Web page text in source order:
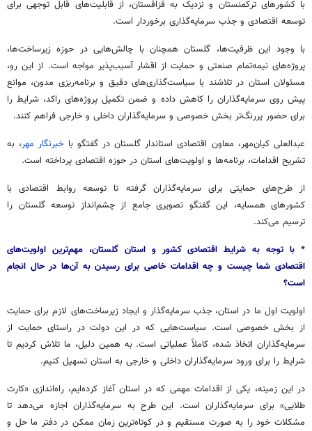
با کشورهای ترکمنستان و نزدیک به قزاقستان، از قابلیت‌های قابل توجهی برای
توسعه اقتصادی و جذب سرمایه‌گذاری برخوردار است.
با وجود این ظرفیت‌ها، گلستان همچنان با چالش‌هایی در حوزه زیرساخت‌ها،
پروژه‌های نیمه‌تمام صنعتی و حمایت از اقشار آسیب‌پذیر مواجه است. از این رو،
مسئولان استان در تلاشند با سیاست‌گذاری‌های دقیق و برنامه‌ریزی مدون، موانع
پیش روی سرمایه‌گذاران را کاهش داده و ضمن تکمیل پروژه‌های راکد، شرایط را
برای حضور پررنگ‌تر بخش خصوصی و سرمایه‌گذاران داخلی و خارجی فراهم کنند.
عبدالعلی کیان‌مهر، معاون اقتصادی استاندار گلستان در گفتگو با خبرنگار مهر، به
تشریح اقدامات، برنامه‌ها و اولویت‌های استان در حوزه اقتصادی پرداخته است.
از طرح‌های حمایتی برای سرمایه‌گذاران گرفته تا توسعه روابط اقتصادی با
کشورهای همسایه، این گفتگو تصویری جامع از چشم‌انداز توسعه گلستان را
ترسیم می‌کند.
* با توجه به شرایط اقتصادی کشور و استان گلستان، مهم‌ترین اولویت‌های
اقتصادی شما چیست و چه اقدامات خاصی برای رسیدن به آن‌ها در حال انجام
است؟
اولویت اول ما در استان، جذب سرمایه‌گذار و ایجاد زیرساخت‌های لازم برای حمایت
از بخش خصوصی است. سیاست‌هایی که در این دولت در راستای حمایت از
سرمایه‌گذاران اتخاذ شده، کاملاً عملیاتی است. به همین دلیل، ما تلاش کردیم تا
شرایط را برای ورود سرمایه‌گذاران داخلی و خارجی به استان تسهیل کنیم.
در این زمینه، یکی از اقدامات مهمی که در استان آغاز کرده‌ایم، راه‌اندازی «کارت
طلایی» برای سرمایه‌گذاران است. این طرح به سرمایه‌گذاران اجازه می‌دهد تا
مشکلات خود را به صورت مستقیم و در کوتاه‌ترین زمان ممکن در دفتر ما حل و